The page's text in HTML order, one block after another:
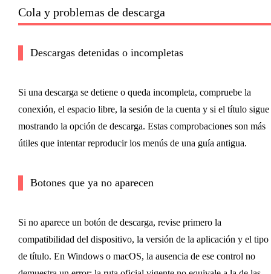
Cola y problemas de descarga
Descargas detenidas o incompletas
Si una descarga se detiene o queda incompleta, compruebe la
conexión, el espacio libre, la sesión de la cuenta y si el título sigue
mostrando la opción de descarga. Estas comprobaciones son más
útiles que intentar reproducir los menús de una guía antigua.
Botones que ya no aparecen
Si no aparece un botón de descarga, revise primero la
compatibilidad del dispositivo, la versión de la aplicación y el tipo
de título. En Windows o macOS, la ausencia de ese control no